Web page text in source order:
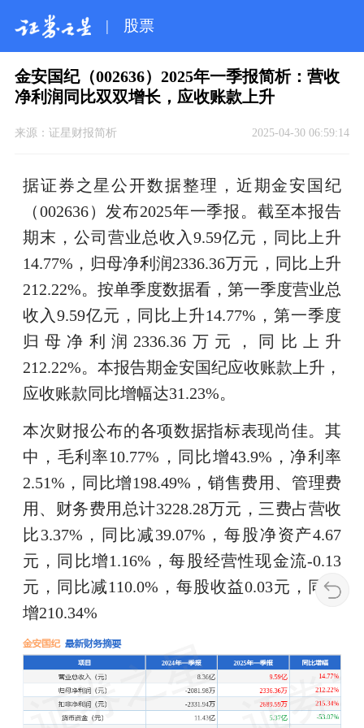
| 股票
金安国纪（002636）2025年一季报简析：营收
净利润同比双双增长，应收账款上升
来源： 证星财报简析 2025-04-30 06:59:14
据证券之星公开数据整理，近期金安国纪
（002636）发布2025年一季报。截至本报告
期末，公司营业总收入9.59亿元，同比上升
14.77%，归母净利润2336.36万元，同比上升
212.22%。按单季度数据看，第一季度营业总
收入9.59亿元，同比上升14.77%，第一季度
归母净利润2336.36万元，同比上升
212.22%。本报告期金安国纪应收账款上升，
应收账款同比增幅达31.23%。
本次财报公布的各项数据指标表现尚佳。其
中，毛利率10.77%，同比增43.9%，净利率
2.51%，同比增198.49%，销售费用、管理费
用、财务费用总计3228.28万元，三费占营收
比3.37%，同比减39.07%，每股净资产4.67
元，同比增1.16%，每股经营性现金流-0.13
元，同比减110.0%，每股收益0.03元，同比
增210.34%